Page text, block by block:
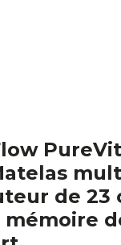
de 23
mémoire